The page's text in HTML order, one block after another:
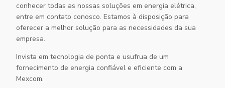
conhecer todas as nossas soluções em energia elétrica,
entre em contato conosco. Estamos à disposição para
oferecer a melhor solução para as necessidades da sua
empresa.
Invista em tecnologia de ponta e usufrua de um
fornecimento de energia confiável e eficiente com a
Mexcom.